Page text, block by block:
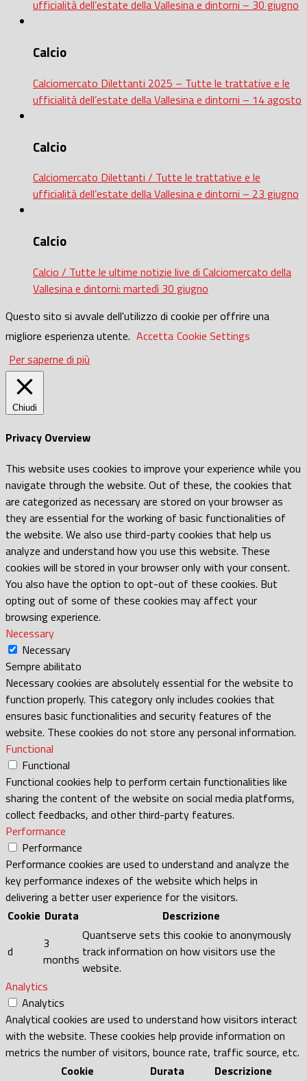
ufficialità dell’estate della Vallesina e dintorni – 30 giugno
Calcio
Calciomercato Dilettanti 2025 – Tutte le trattative e le
ufficialità dell’estate della Vallesina e dintorni – 14 agosto
Calcio
Calciomercato Dilettanti / Tutte le trattative e le
ufficialità dell’estate della Vallesina e dintorni – 23 giugno
Calcio
Calcio / Tutte le ultime notizie live di Calciomercato della
Vallesina e dintorni: martedì 30 giugno
Questo sito si avvale dell'utilizzo di cookie per offrire una
migliore esperienza utente. Accetta Cookie Settings
Per saperne di più
Chiudi
Privacy Overview
This website uses cookies to improve your experience while you
navigate through the website. Out of these, the cookies that
are categorized as necessary are stored on your browser as
they are essential for the working of basic functionalities of
the website. We also use third-party cookies that help us
analyze and understand how you use this website. These
cookies will be stored in your browser only with your consent.
You also have the option to opt-out of these cookies. But
opting out of some of these cookies may affect your
browsing experience.
Necessary
Necessary
Sempre abilitato
Necessary cookies are absolutely essential for the website to
function properly. This category only includes cookies that
ensures basic functionalities and security features of the
website. These cookies do not store any personal information.
Functional
Functional
Functional cookies help to perform certain functionalities like
sharing the content of the website on social media platforms,
collect feedbacks, and other third-party features.
Performance
Performance
Performance cookies are used to understand and analyze the
key performance indexes of the website which helps in
delivering a better user experience for the visitors.
Cookie Durata Descrizione
d
3
months
Quantserve sets this cookie to anonymously
track information on how visitors use the
website.
Analytics
Analytics
Analytical cookies are used to understand how visitors interact
with the website. These cookies help provide information on
metrics the number of visitors, bounce rate, traffic source, etc.
Cookie
Durata Descrizione